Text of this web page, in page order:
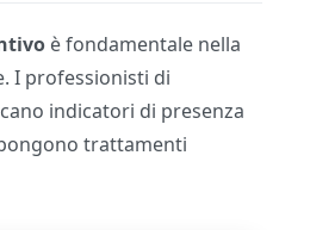
è fondamentale nella
I professionisti di
indicatori di presenza
trattamenti